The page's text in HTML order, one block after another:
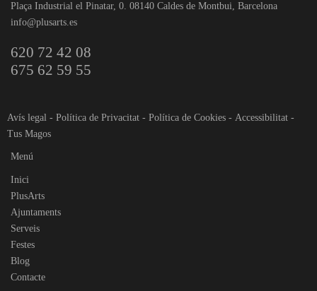
Plaça Industrial el Pinatar, 0. 08140 Caldes de Montbui, Barcelona
info@plusarts.es
620 72 42 08
675 62 59 55
Avís legal - Política de Privacitat - Política de Cookies - Accessibilitat -
Tus Magos
Menú
Inici
PlusArts
Ajuntaments
Serveis
Festes
Blog
Contacte